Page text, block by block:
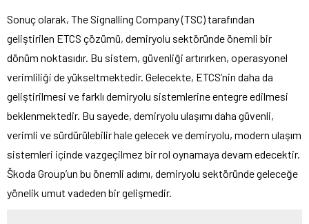
Sonuç olarak, The Signalling Company (TSC) tarafından
geliştirilen ETCS çözümü, demiryolu sektöründe önemli bir
dönüm noktasıdır. Bu sistem, güvenliği artırırken, operasyonel
verimliliği de yükseltmektedir. Gelecekte, ETCS’nin daha da
geliştirilmesi ve farklı demiryolu sistemlerine entegre edilmesi
beklenmektedir. Bu sayede, demiryolu ulaşımı daha güvenli,
verimli ve sürdürülebilir hale gelecek ve demiryolu, modern ulaşım
sistemleri içinde vazgeçilmez bir rol oynamaya devam edecektir.
Škoda Group’un bu önemli adımı, demiryolu sektöründe geleceğe
yönelik umut vadeden bir gelişmedir.